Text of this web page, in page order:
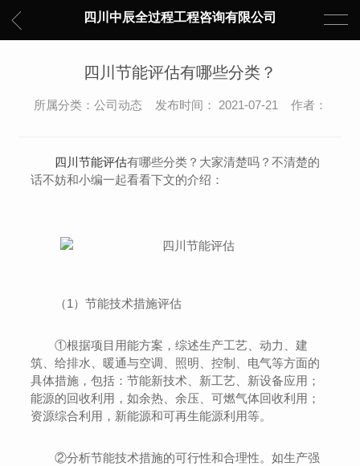
四川中辰全过程工程咨询有限公司
四川节能评估有哪些分类？
所属分类：公司动态 发布时间： 2021-07-21 作者：
四川节能评估有哪些分类？大家清楚吗？不清楚的
话不妨和小编一起看看下文的介绍：
（1）节能技术措施评估
①根据项目用能方案，综述生产工艺、动力、建
筑、给排水、暖通与空调、照明、控制、电气等方面的
具体措施，包括：节能新技术、新工艺、新设备应用；
能源的回收利用，如余热、余压、可燃气体回收利用；
资源综合利用，新能源和可再生能源利用等。
②分析节能技术措施的可行性和合理性。如生产强